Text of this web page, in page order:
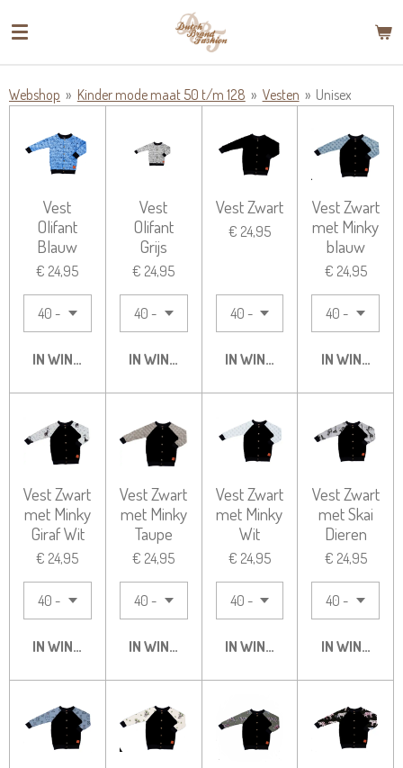
direct
hoofdinhoud
Webshop » Kinder mode maat 50 t/m 128 » Vesten » Unisex
Vest
Olifant
Blauw
€ 24,95
IN WINKELWAGEN
Vest
Olifant
Grijs
€ 24,95
IN WINKELWAGEN
Vest Zwart
€ 24,95
IN WINKELWAGEN
Vest Zwart
met Minky
blauw
€ 24,95
IN
Vest Zwart
met Minky
Giraf Wit
€ 24,95
IN WINKELWAGEN
Vest Zwart
met Minky
Taupe
€ 24,95
IN WINKELWAGEN
Vest Zwart
met Minky
Wit
€ 24,95
IN WINKELWAGEN
Vest Zwart
met Skai
Dieren
€ 24,95
IN